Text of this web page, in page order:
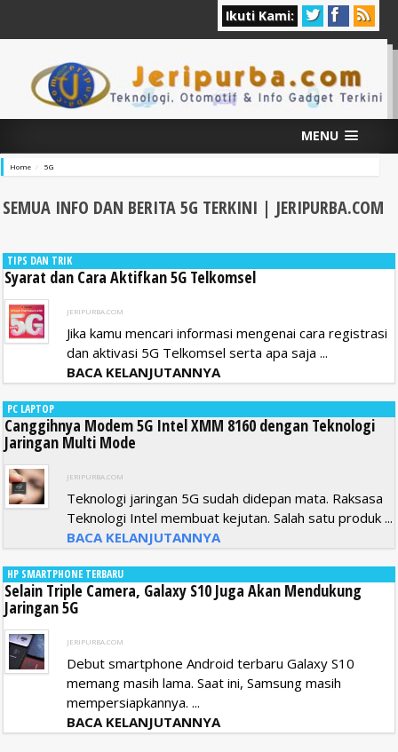
Ikuti Kami:
MENU
Home 5G
SEMUA INFO DAN BERITA 5G TERKINI | JERIPURBA.COM
TIPS DAN TRIK
Syarat dan Cara Aktifkan 5G Telkomsel
JERIPURBA.COM
Jika kamu mencari informasi mengenai cara registrasi
dan aktivasi 5G Telkomsel serta apa saja ...
BACA KELANJUTANNYA
PC LAPTOP
Canggihnya Modem 5G Intel XMM 8160 dengan Teknologi
Jaringan Multi Mode
JERIPURBA.COM
Teknologi jaringan 5G sudah didepan mata. Raksasa
Teknologi Intel membuat kejutan. Salah satu produk ...
BACA KELANJUTANNYA
HP SMARTPHONE TERBARU
Selain Triple Camera, Galaxy S10 Juga Akan Mendukung
Jaringan 5G
JERIPURBA.COM
Debut smartphone Android terbaru Galaxy S10
memang masih lama. Saat ini, Samsung masih
mempersiapkannya. ...
BACA KELANJUTANNYA